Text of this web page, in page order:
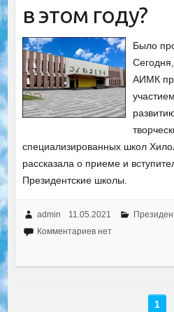
в этом году?
Было
АИМК
специализированных школ
рассказала о приеме и
Президентские школы.
admin 11.05.2021
Комментариев нет
1